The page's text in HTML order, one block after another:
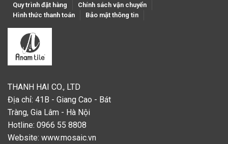
Quy trình đặt hàng
Chính sách vận chuyển
Hình thức thanh toán
Bảo mật thông tin
THANH HAI CO., LTD
Địa chỉ: 41B - Giang Cao - Bát
Tràng, Gia Lâm - Hà Nội
Hotline: 0966 55 8808
Website: www.mosaic.vn